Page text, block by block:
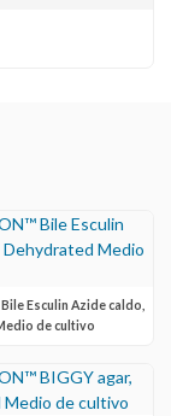
Esculin Azide caldo,
de cultivo